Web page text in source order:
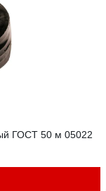
ГОСТ 50 м 05022